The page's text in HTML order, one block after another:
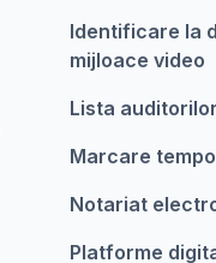
Identificare la
mijloace video
Lista
Marcare
Notariat
Platforme